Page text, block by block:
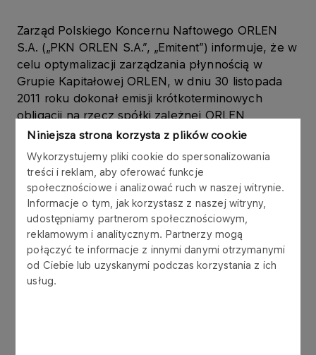
Niniejsza strona korzysta z plików cookie
Wykorzystujemy pliki cookie do spersonalizowania
treści i reklam, aby oferować funkcje
społecznościowe i analizować ruch w naszej witrynie.
Informacje o tym, jak korzystasz z naszej witryny,
udostępniamy partnerom społecznościowym,
reklamowym i analitycznym. Partnerzy mogą
połączyć te informacje z innymi danymi otrzymanymi
od Ciebie lub uzyskanymi podczas korzystania z ich
usług.
Zarząd Polskiego Koncernu Naftowego ORLEN
S.A. („PKN ORLEN S.A.”, „Emitent”) informuje, że w
celu optymalizacji zarządzania płynnością w
Grupie Kapitałowej ORLEN, w dniu 30 listopada
2011 roku dokonał emisji krótkoterminowych
obligacji na rzecz spółki zależnej ORLEN
Księgowość Sp. z o.o. („ORLEN Księgowość”), w
ramach Programu emisji obligacji, który Emitent
podpisał z konsorcjum 6 banków w listopadzie
2006 roku.
Obligacje są wykorzystywane w zarządzaniu
kapitałem obrotowym Grupy Kapitałowej ORLEN.
Obligacje zostały wyemitowane zgodnie z ustawą
z dnia 29 czerwca 1995 r. o obligacjach (tekst